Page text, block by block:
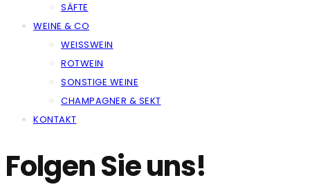
SÄFTE
WEINE & CO
WEISSWEIN
ROTWEIN
SONSTIGE WEINE
CHAMPAGNER & SEKT
KONTAKT
Folgen Sie uns!